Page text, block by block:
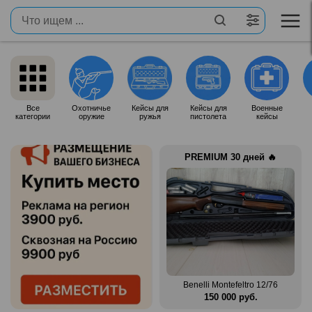
Все
категории
Охотничье
оружие
Кейсы для
ружья
Кейсы для
пистолета
Военные
кейсы
PREMIUM 30 дней 🔥
Продам итальянское ружье
Silma M70
80 000 руб.
Benelli Montefeltro 12/76
150 000 руб.